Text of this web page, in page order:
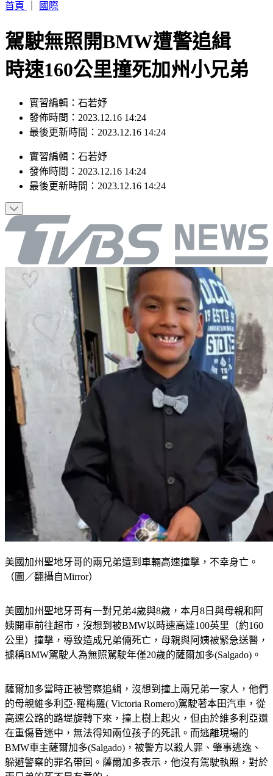
首頁
國際
駕駛無照開BMW遭警追緝
時速160公里撞死加州小兄弟
實習編輯：石若妤
發佈時間：2023.12.16 14:24
最後更新時間：2023.12.16 14:24
實習編輯 ： 石若妤
發佈時間： 2023.12.16 14:24
最後更新時間： 2023.12.16 14:24
美國加州聖地牙哥的兩兄弟遭到車輛高速撞擊，不幸身亡。
（圖／翻攝自Mirror）
美國加州聖地牙哥有一對兄弟4歲與8歲，本月8日與母親和阿
姨開車前往超市，沒想到被BMW以時速高達100英里（約160
公里）撞擊，導致造成兄弟倆死亡，母親與阿姨被緊急送醫，
據稱BMW駕駛人為無照駕駛年僅20歲的薩爾加多(Salgado)。
薩爾加多當時正被警察追緝，沒想到撞上兩兄弟一家人，他們
的母親維多利亞·羅梅羅( Victoria Romero)駕駛著本田汽車，從
高速公路的路堤旋轉下來，撞上樹上起火，但由於維多利亞還
在重傷昏迷中，無法得知兩位孩子的死訊。而逃離現場的
BMW車主薩爾加多(Salgado)，被警方以殺人罪、肇事逃逸、
躲避警察的罪名帶回。薩爾加多表示，他沒有駕駛執照，對於